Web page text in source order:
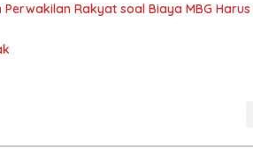
Rakyat soal Biaya MBG